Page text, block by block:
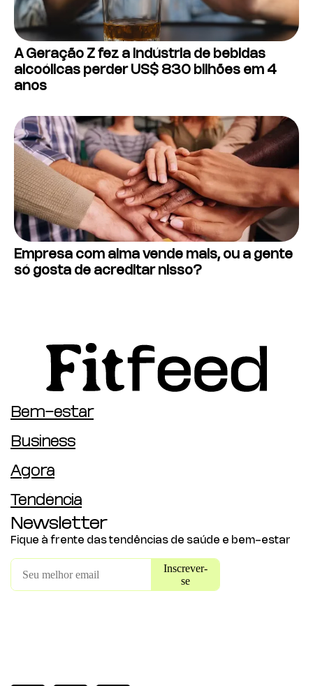
A Geração Z fez a indústria de bebidas
alcoólicas perder US$ 830 bilhões em 4
anos
Empresa com alma vende mais, ou a gente
só gosta de acreditar nisso?
Bem-estar
Business
Agora
Tendência
Newsletter
Fique à frente das tendências de saúde e bem-estar